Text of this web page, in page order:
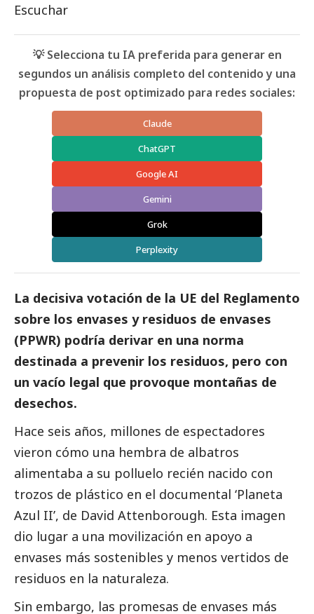
Escuchar
💡 Selecciona tu IA preferida para generar en
segundos un análisis completo del contenido y una
propuesta de post optimizado para redes sociales:
Claude
ChatGPT
Google AI
Gemini
Grok
Perplexity
La decisiva votación de la UE del Reglamento
sobre los envases y residuos de envases
(PPWR) podría derivar en una norma
destinada a prevenir los residuos, pero con
un vacío legal que provoque montañas de
desechos.
Hace seis años, millones de espectadores
vieron cómo una hembra de albatros
alimentaba a su polluelo recién nacido con
trozos de plástico en el documental ‘Planeta
Azul II’, de David Attenborough. Esta imagen
dio lugar a una movilización en apoyo a
envases más sostenibles y menos vertidos de
residuos en la naturaleza.
Sin embargo, las promesas de envases más